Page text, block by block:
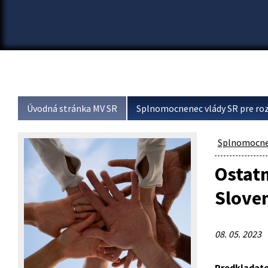
Úvodná stránka MV SR Splnomocnenec vlády SR pre
08. 05. 2023